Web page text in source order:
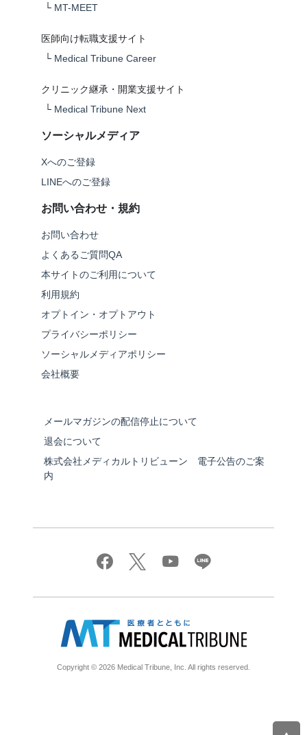
└ MT-MEET
医師向け転職支援サイト
└ Medical Tribune Career
クリニック継承・開業支援サイト
└ Medical Tribune Next
ソーシャルメディア
Xへのご登録
LINEへのご登録
お問い合わせ・規約
お問い合わせ
よくあるご質問QA
本サイトのご利用について
利用規約
オプトイン・オプトアウト
プライバシーポリシー
ソーシャルメディアポリシー
会社概要
メールマガジンの配信停止について
退会について
株式会社メディカルトリビューン 電子公告のご案
内
Copyright © 2026 Medical Tribune, Inc. All rights reserved.